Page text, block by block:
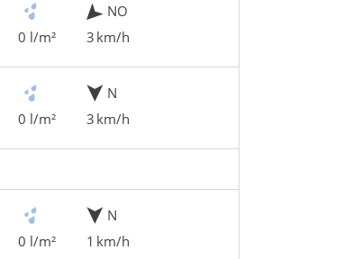
0 l/m²
NO
3 km/h
0 l/m²
N
3 km/h
0 l/m²
N
1 km/h